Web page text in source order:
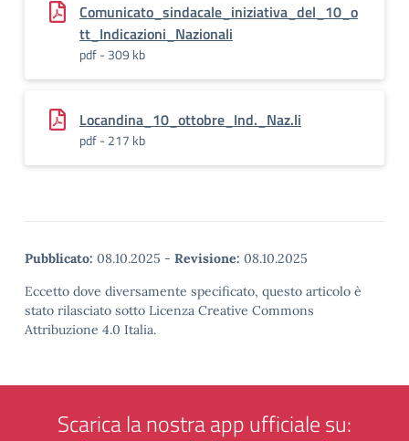
Comunicato_sindacale_iniziativa_del_10_o
tt_Indicazioni_Nazionali
pdf - 309 kb
Locandina_10_ottobre_Ind._Naz.li
pdf - 217 kb
Pubblicato: 08.10.2025 - Revisione: 08.10.2025
Eccetto dove diversamente specificato, questo articolo è
stato rilasciato sotto Licenza Creative Commons
Attribuzione 4.0 Italia.
Scarica la nostra app ufficiale su: